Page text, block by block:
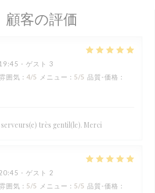
顧客の評価
- ゲスト 3
雰囲気 : 4/5 メニュー : 5/5 品質-価格 :
serveurs(e) très gentil(le). Merci
- ゲスト 2
雰囲気 : 5/5 メニュー : 5/5 品質-価格 :